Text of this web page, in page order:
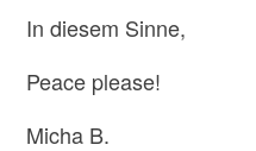
In diesem Sinne,
Peace please!
Micha B.